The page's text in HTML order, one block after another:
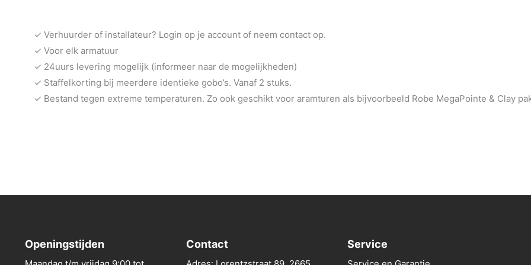
✓ Verhuurder of installateur? Login op je account of neem contact op.
✓ Voor elk armatuur
✓ 24uurs levering mogelijk (informeer naar de mogelijkheden)
✓ Staffelkorting bij meerdere identieke gobo’s. Vanaf 2 stuks.
✓ Bestand tegen extreme temperaturen. Zo ook geschikt voor aramturen als bijvoorbeeld Robe MegaPointe & Clay
Openingstijden Contact Service